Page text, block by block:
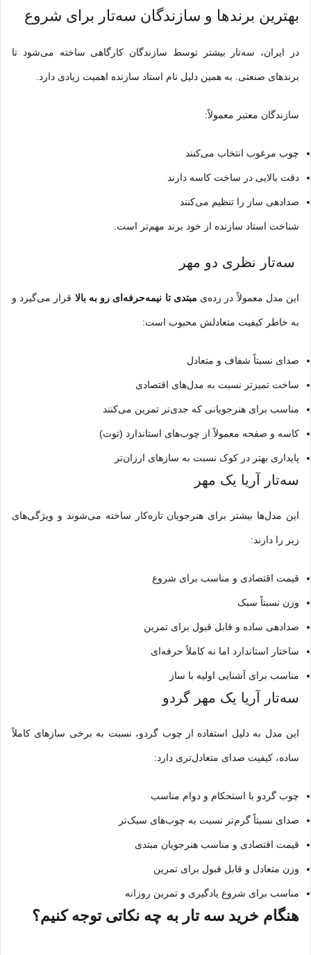
بهترین برندها و سازندگان سه‌تار برای شروع
در ایران، سه‌تار بیشتر توسط سازندگان کارگاهی ساخته می‌شود تا
برندهای صنعتی. به همین دلیل نام استاد سازنده اهمیت زیادی دارد.
سازندگان معتبر معمولاً:
چوب مرغوب انتخاب می‌کنند
دقت بالایی در ساخت کاسه دارند
صدادهی ساز را تنظیم می‌کنند
شناخت استاد سازنده از خود برند مهم‌تر است.
سه‌تار نظری دو مهر
این مدل معمولاً در رده‌ی مبتدی تا نیمه‌حرفه‌ای رو به بالا قرار می‌گیرد و
به خاطر کیفیت متعادلش محبوب است:
صدای نسبتاً شفاف و متعادل
ساخت تمیزتر نسبت به مدل‌های اقتصادی
مناسب برای هنرجویانی که جدی‌تر تمرین می‌کنند
کاسه و صفحه معمولاً از چوب‌های استاندارد (توت)
پایداری بهتر در کوک نسبت به سازهای ارزان‌تر
سه‌تار آریا یک مهر
این مدل‌ها بیشتر برای هنرجویان تازه‌کار ساخته می‌شوند و ویژگی‌های
زیر را دارند:
قیمت اقتصادی و مناسب برای شروع
وزن نسبتاً سبک
صدادهی ساده و قابل قبول برای تمرین
ساختار استاندارد اما نه کاملاً حرفه‌ای
مناسب برای آشنایی اولیه با ساز
سه‌تار آریا یک مهر گردو
این مدل به دلیل استفاده از چوب گردو، نسبت به برخی سازهای کاملاً
ساده، کیفیت صدای متعادل‌تری دارد:
چوب گردو با استحکام و دوام مناسب
صدای نسبتاً گرم‌تر نسبت به چوب‌های سبک‌تر
قیمت اقتصادی و مناسب هنرجویان مبتدی
وزن متعادل و قابل قبول برای تمرین
مناسب برای شروع یادگیری و تمرین روزانه
هنگام خرید سه تار به چه نکاتی توجه کنیم؟